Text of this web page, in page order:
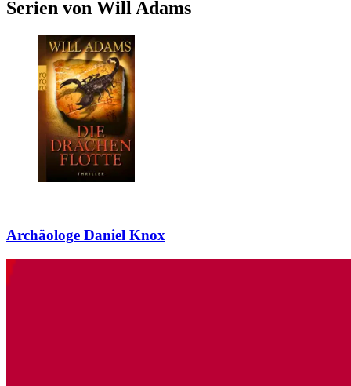
Serien von Will Adams
Archäologe Daniel Knox